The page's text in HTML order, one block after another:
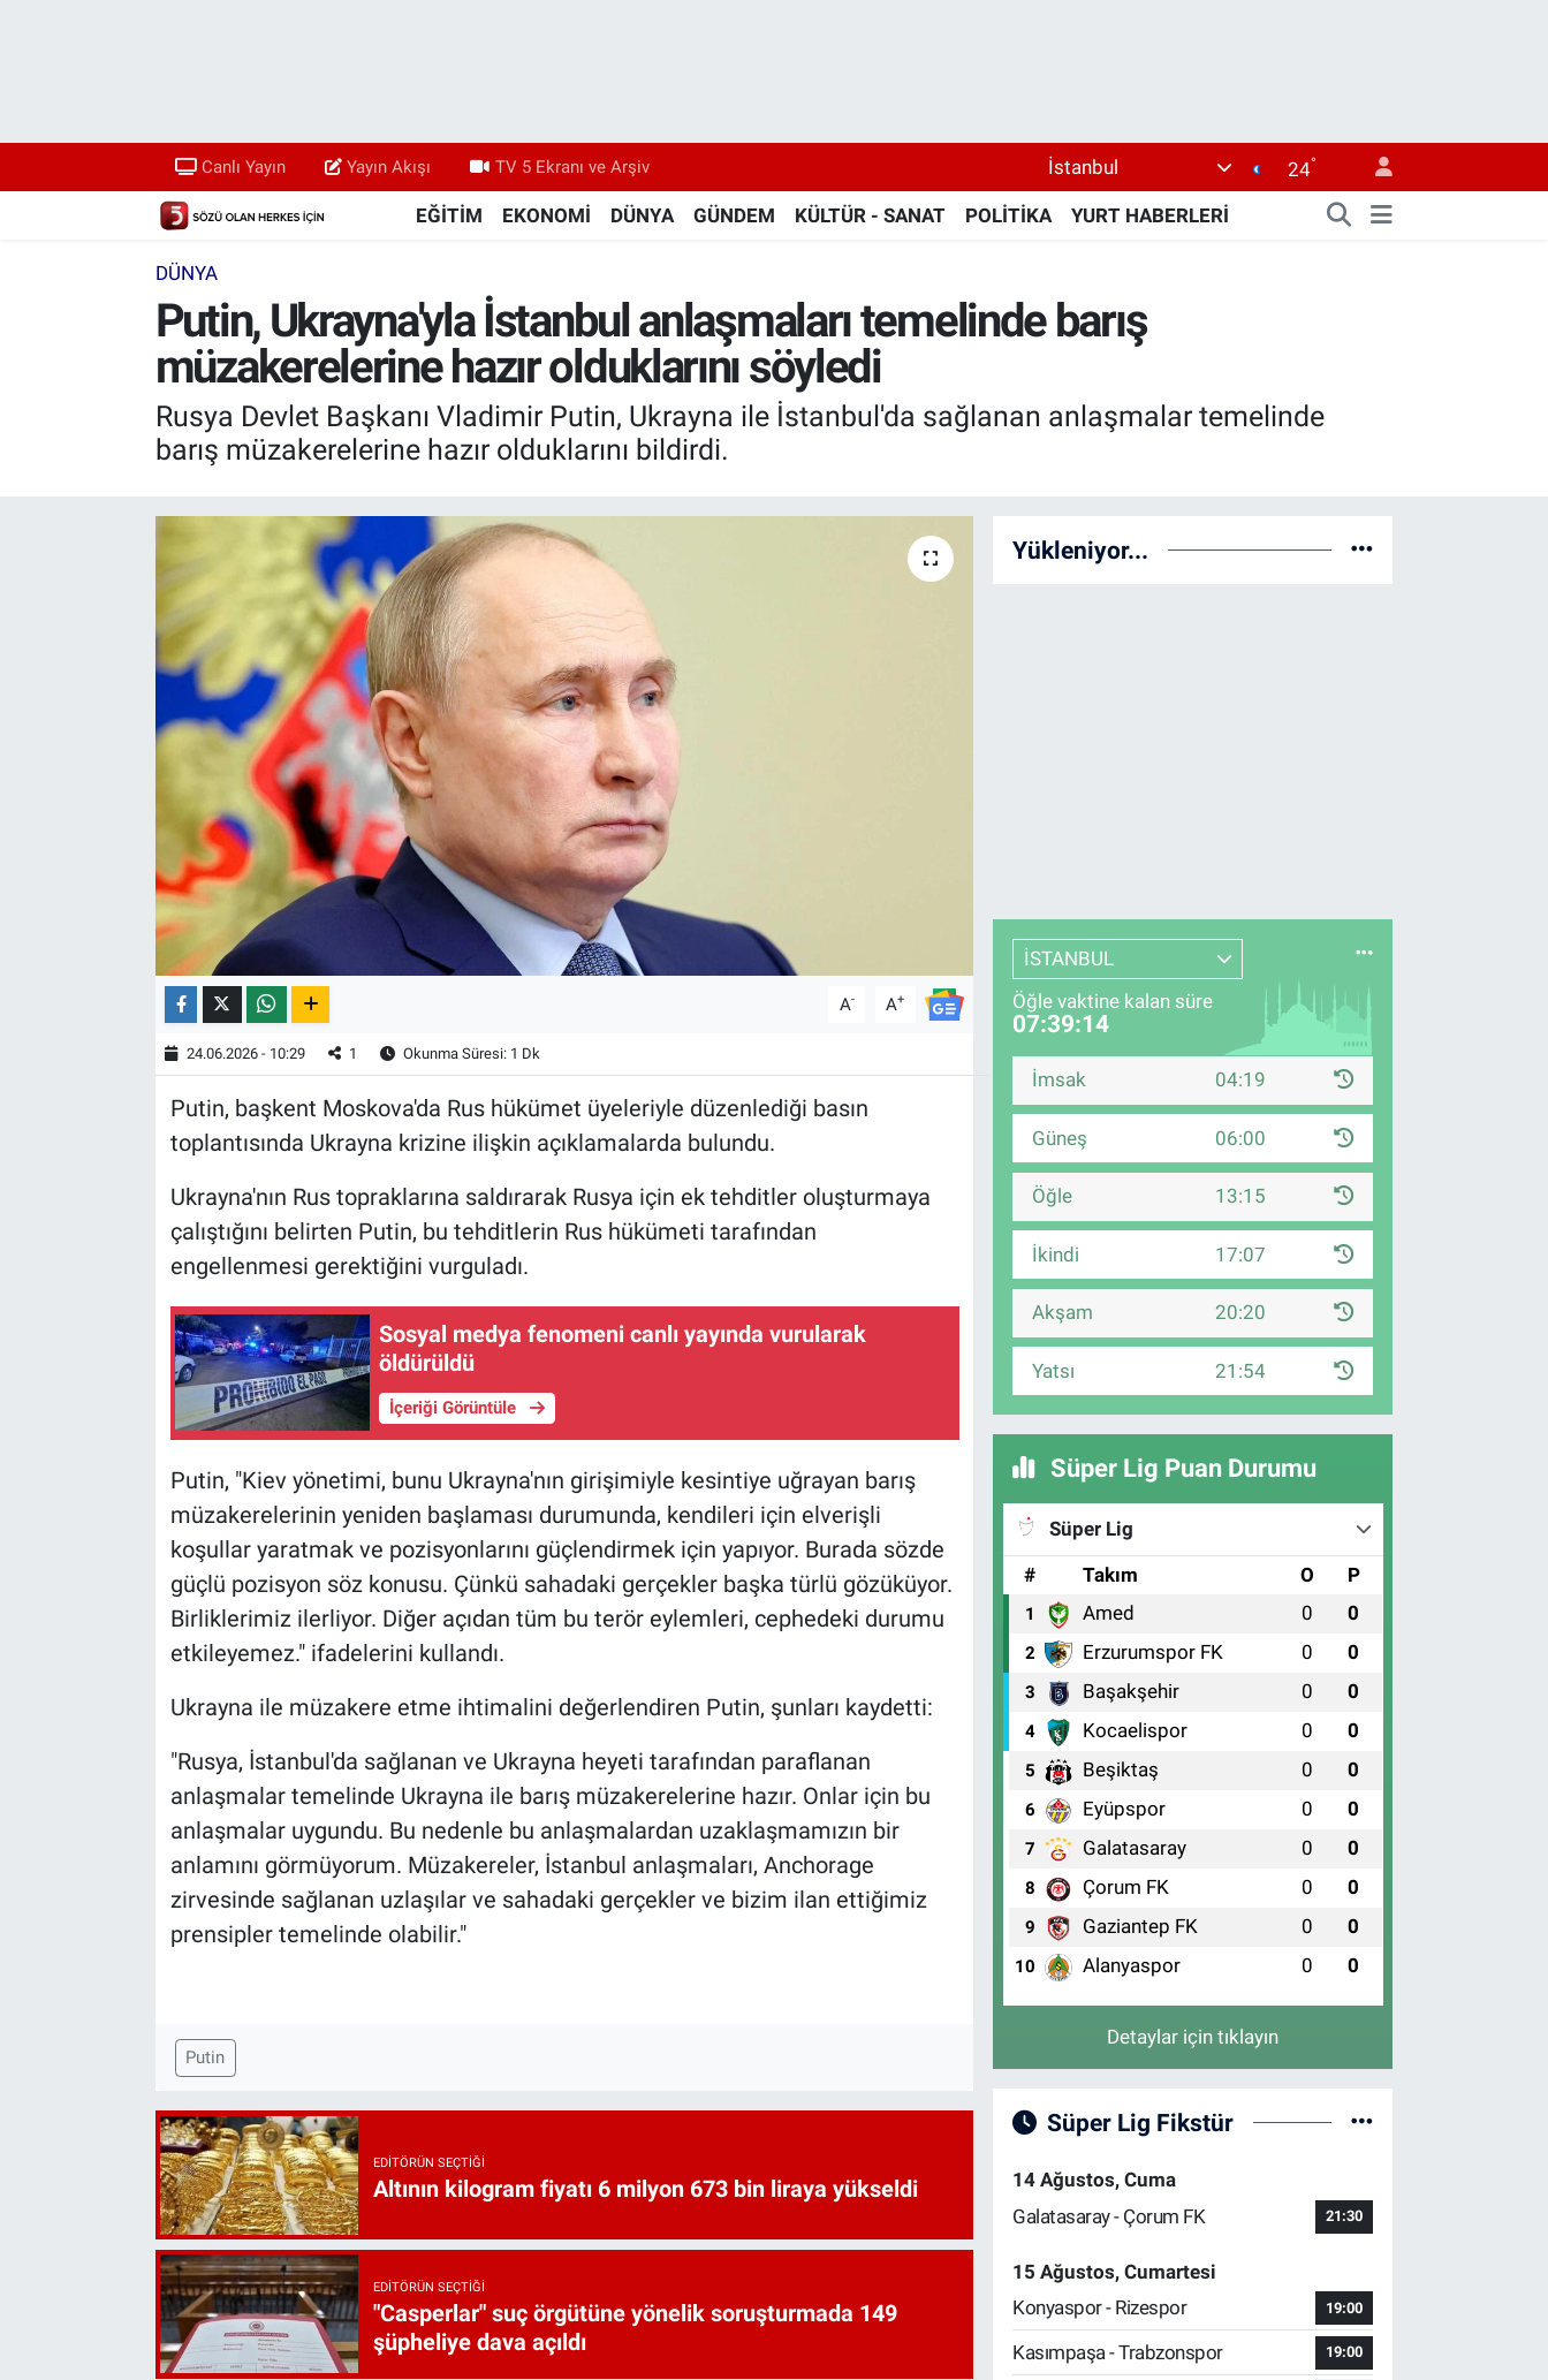
Canlı Yayın Yayın Akışı TV 5 Ekranı ve Arşiv İstanbul 24°
EĞİTİM EKONOMİ DÜNYA GÜNDEM KÜLTÜR - SANAT POLİTİKA YURT HABERLERİ
DÜNYA
Putin, Ukrayna'yla İstanbul anlaşmaları temelinde barış
müzakerelerine hazır olduklarını söyledi
Rusya Devlet Başkanı Vladimir Putin, Ukrayna ile İstanbul'da sağlanan anlaşmalar temelinde
barış müzakerelerine hazır olduklarını bildirdi.
A- A+
24.06.2026 - 10:29 1 Okunma Süresi: 1 Dk
Putin, başkent Moskova'da Rus hükümet üyeleriyle düzenlediği basın
toplantısında Ukrayna krizine ilişkin açıklamalarda bulundu.
Ukrayna'nın Rus topraklarına saldırarak Rusya için ek tehditler oluşturmaya
çalıştığını belirten Putin, bu tehditlerin Rus hükümeti tarafından
engellenmesi gerektiğini vurguladı.
Sosyal medya fenomeni canlı yayında vurularak
öldürüldü
İçeriği Görüntüle
Putin, "Kiev yönetimi, bunu Ukrayna'nın girişimiyle kesintiye uğrayan barış
müzakerelerinin yeniden başlaması durumunda, kendileri için elverişli
koşullar yaratmak ve pozisyonlarını güçlendirmek için yapıyor. Burada sözde
güçlü pozisyon söz konusu. Çünkü sahadaki gerçekler başka türlü gözüküyor.
Birliklerimiz ilerliyor. Diğer açıdan tüm bu terör eylemleri, cephedeki durumu
etkileyemez." ifadelerini kullandı.
Ukrayna ile müzakere etme ihtimalini değerlendiren Putin, şunları kaydetti:
"Rusya, İstanbul'da sağlanan ve Ukrayna heyeti tarafından paraflanan
anlaşmalar temelinde Ukrayna ile barış müzakerelerine hazır. Onlar için bu
anlaşmalar uygundu. Bu nedenle bu anlaşmalardan uzaklaşmamızın bir
anlamını görmüyorum. Müzakereler, İstanbul anlaşmaları, Anchorage
zirvesinde sağlanan uzlaşılar ve sahadaki gerçekler ve bizim ilan ettiğimiz
prensipler temelinde olabilir."
Putin
EDITÖRÜN SEÇTIĞI
Altının kilogram fiyatı 6 milyon 673 bin liraya yükseldi
EDITÖRÜN SEÇTIĞI
"Casperlar" suç örgütüne yönelik soruşturmada 149
şüpheliye dava açıldı
Yükleniyor...
İSTANBUL
Öğle vaktine kalan süre
07:39:13
İmsak 04:19
Güneş 06:00
Öğle 13:15
İkindi 17:07
Akşam 20:20
Yatsı 21:54
Süper Lig Puan Durumu
Süper Lig
#
Takım O P
1 Amed 0 0
2 Erzurumspor FK 0 0
3 Başakşehir 0 0
4 Kocaelispor 0 0
5 Beşiktaş 0 0
6 Eyüpspor 0 0
7 Galatasaray 0 0
8 Çorum FK 0 0
9 Gaziantep FK 0 0
10 Alanyaspor 0 0
Detaylar için tıklayın
Süper Lig Fikstür
14 Ağustos, Cuma
Galatasaray - Çorum FK
21:30
15 Ağustos, Cumartesi
Konyaspor - Rizespor
19:00
Kasımpaşa - Trabzonspor 19:00
Yayın Akışı
TV 5 Ekranı ve Arşiv